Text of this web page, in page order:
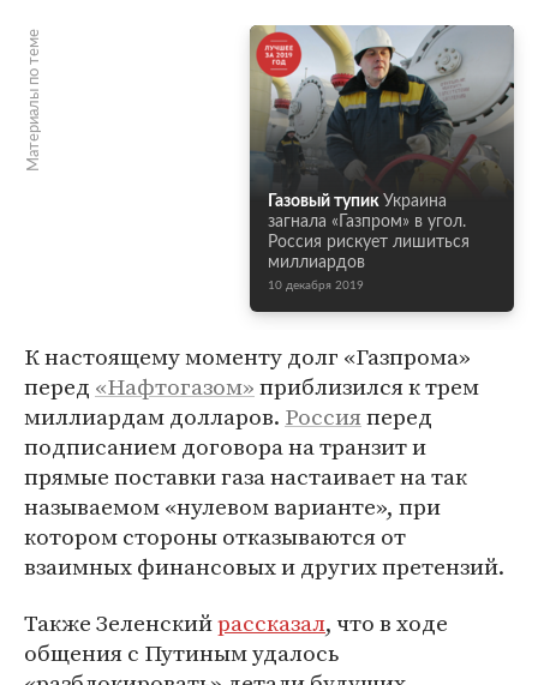
Материалы по теме
Газовый тупик Украина
загнала «Газпром» в угол.
Россия рискует лишиться
миллиардов
10 декабря 2019
К настоящему моменту долг «Газпрома»
перед «Нафтогазом»приблизился к трем
миллиардам долларов. Россияперед
подписанием договора на транзит и
прямые поставки газа настаивает на так
называемом «нулевом варианте», при
котором стороны отказываются от
взаимных финансовых и других претензий.
Также Зеленскийрассказал, что в ходе
общения с Путиным удалось